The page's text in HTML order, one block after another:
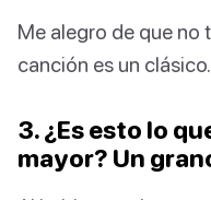
Me alegro de que no
canción es un clásico.
3. ¿Es esto lo
mayor? Un